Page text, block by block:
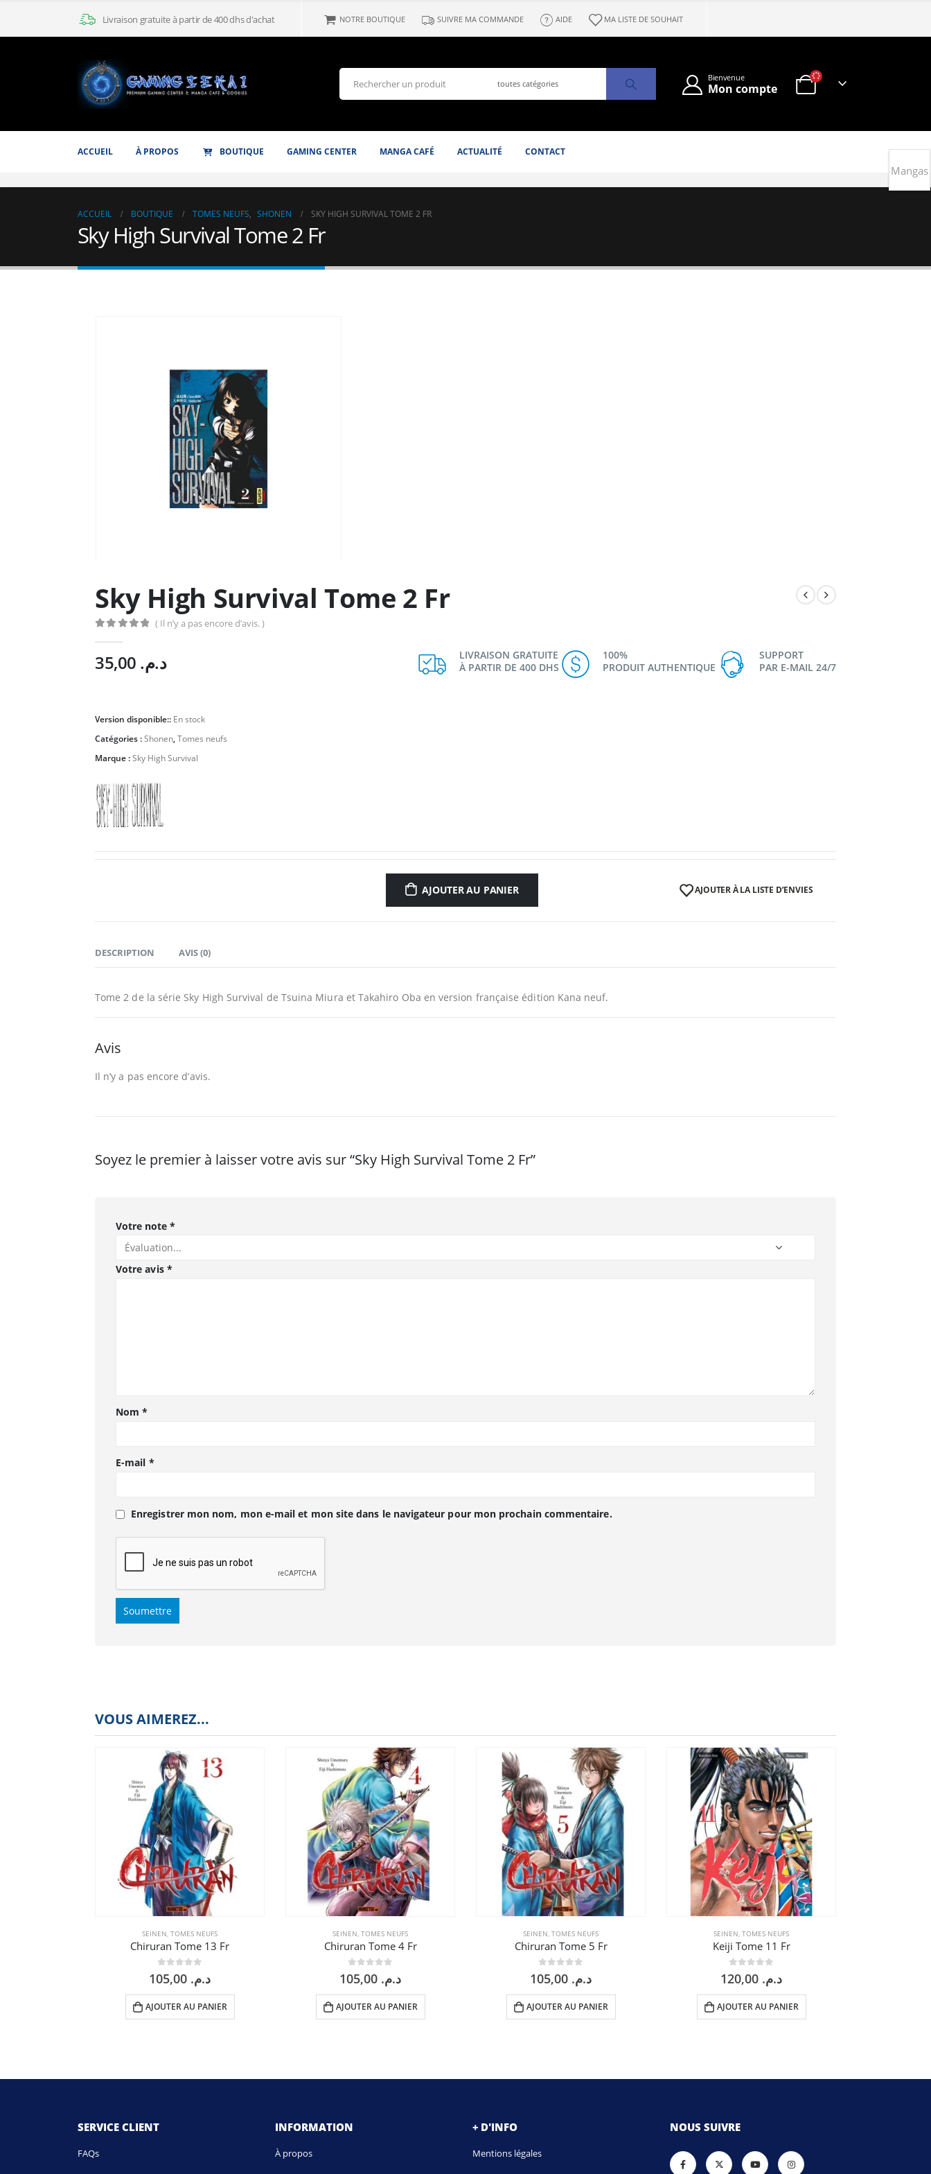
Livraison gratuite à partir de 400 dhs d'achat NOTRE BOUTIQUE SUIVRE MA COMMANDE AIDE MA LISTE DE SOUHAIT
Bienvenue
Mon compte
ACCUEIL À PROPOS BOUTIQUE GAMING CENTER MANGA CAFÉ ACTUALITÉ CONTACT
ACCUEIL BOUTIQUE TOMES NEUFS, SHONEN SKY HIGH SURVIVAL TOME 2 FR
Sky High Survival Tome 2 Fr
Sky High Survival Tome 2 Fr
( Il n’y a pas encore d’avis. )
د.م.
LIVRAISON GRATUITE
À PARTIR DE 400 DHS
100%
PRODUIT AUTHENTIQUE
SUPPORT
PAR E-MAIL 24/7
Version disponible:: En stock
Catégories :Shonen,Tomes neufs
Marque :Sky High Survival
AJOUTER AU PANIER AJOUTER À LA LISTE D’ENVIES
DESCRIPTION AVIS (0)
Tome 2 de la série Sky High Survival de Tsuina Miura et Takahiro Oba en version française édition Kana neuf.
Avis
Il n’y a pas encore d’avis.
Soyez le premier à laisser votre avis sur “Sky High Survival Tome 2 Fr”
Votre note *
Votre avis *
Nom*
E-mail *
Enregistrer mon nom, mon e-mail et mon site dans le navigateur pour mon prochain commentaire.
VOUS AIMEREZ...
SEINEN, TOMES NEUFS
Chiruran Tome 13 Fr
0 sur 5د.م.
AJOUTER AU PANIER
SEINEN, TOMES NEUFS
Chiruran Tome 4 Fr
0 sur 5د.م.
AJOUTER AU PANIER
SEINEN, TOMES NEUFS
Chiruran Tome 5 Fr
0 sur 5د.م.
AJOUTER AU PANIER
SEINEN, TOMES NEUFS
Keiji Tome 11 Fr
0 sur 5د.م.
AJOUTER AU PANIER
SERVICE CLIENT
FAQs
INFORMATION
À propos
+ D'INFO
Mentions légales
NOUS SUIVRE
Mangas